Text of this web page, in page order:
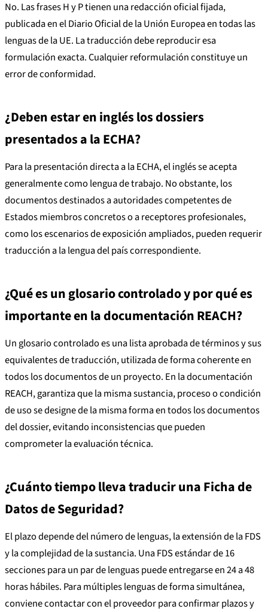
No. Las frases H y P tienen una redacción oficial fijada,
publicada en el Diario Oficial de la Unión Europea en todas las
lenguas de la UE. La traducción debe reproducir esa
formulación exacta. Cualquier reformulación constituye un
error de conformidad.
¿Deben estar en inglés los dossiers
presentados a la ECHA?
Para la presentación directa a la ECHA, el inglés se acepta
generalmente como lengua de trabajo. No obstante, los
documentos destinados a autoridades competentes de
Estados miembros concretos o a receptores profesionales,
como los escenarios de exposición ampliados, pueden requerir
traducción a la lengua del país correspondiente.
¿Qué es un glosario controlado y por qué es
importante en la documentación REACH?
Un glosario controlado es una lista aprobada de términos y sus
equivalentes de traducción, utilizada de forma coherente en
todos los documentos de un proyecto. En la documentación
REACH, garantiza que la misma sustancia, proceso o condición
de uso se designe de la misma forma en todos los documentos
del dossier, evitando inconsistencias que pueden
comprometer la evaluación técnica.
¿Cuánto tiempo lleva traducir una Ficha de
Datos de Seguridad?
El plazo depende del número de lenguas, la extensión de la FDS
y la complejidad de la sustancia. Una FDS estándar de 16
secciones para un par de lenguas puede entregarse en 24 a 48
horas hábiles. Para múltiples lenguas de forma simultánea,
conviene contactar con el proveedor para confirmar plazos y